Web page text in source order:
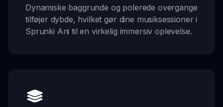
Dynamiske baggrunde og polerede overgange
tilføjer dybde, hvilket gør dine musiksessioner i
Sprunki Ani til en virkelig immersiv oplevelse.